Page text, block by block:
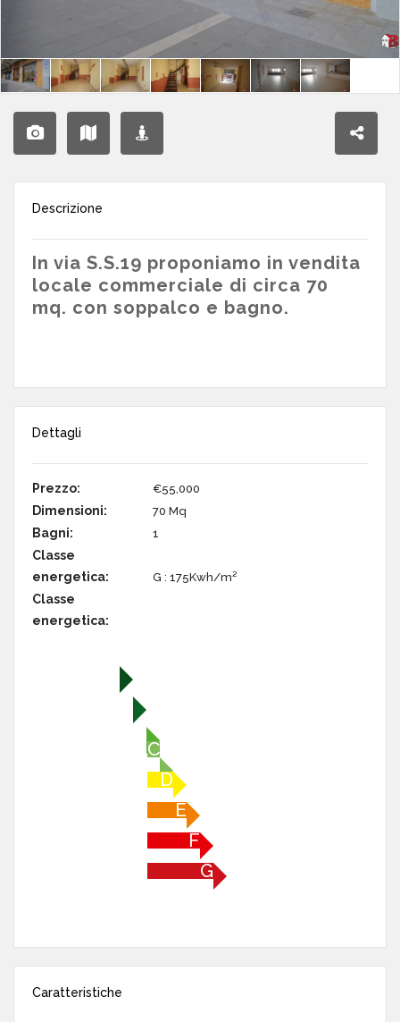
Descrizione
In via S.S.19 proponiamo in vendita
locale commerciale di circa 70
mq. con soppalco e bagno.
Dettagli
Prezzo: €55,000
Dimensioni: 70 Mq
Bagni: 1
Classe
energetica:
G : 175Kwh/m²
Classe
energetica:
C
D
E
F
G
Caratteristiche